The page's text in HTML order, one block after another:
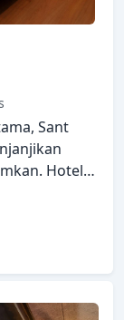
Sant
Hotel
kamar
24 jam,
untuk
Dirancang